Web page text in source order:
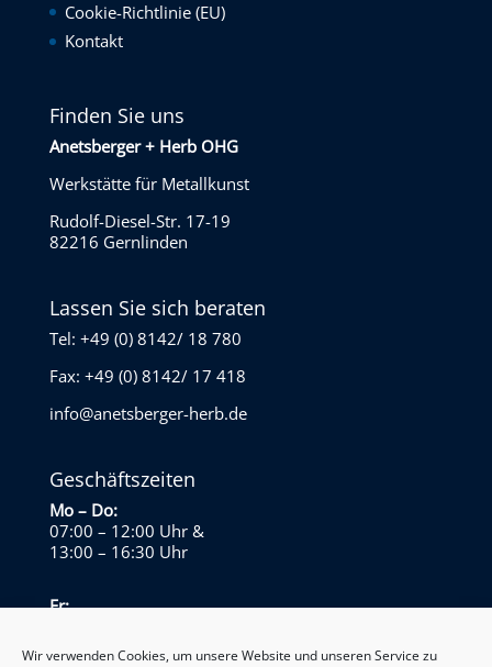
Wir verwenden Cookies, um unsere Website und unseren Service zu
Cookie-Richtlinie (EU)
Kontakt
Finden Sie uns
Anetsberger + Herb OHG
Werkstätte für Metallkunst
Rudolf-Diesel-Str. 17-19
82216 Gernlinden
Lassen Sie sich beraten
Tel: +49 (0) 8142/ 18 780
Fax: +49 (0) 8142/ 17 418
info@anetsberger-herb.de
Geschäftszeiten
Mo – Do:
07:00 – 12:00 Uhr&
13:00 – 16:30 Uhr
Fr: